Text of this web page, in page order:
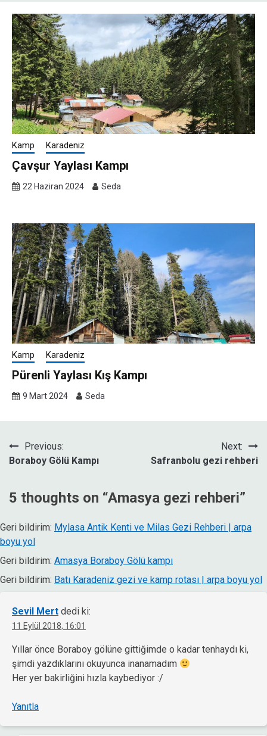
Kamp Karadeniz
Çavşur Yaylası Kampı
22 Haziran 2024 Seda
Kamp Karadeniz
Pürenli Yaylası Kış Kampı
9 Mart 2024 Seda
Yazı
gezinmesi
Previous:
Boraboy Gölü Kampı
Next:
Safranbolu gezi rehberi
5 thoughts on “Amasya gezi rehberi”
Geri bildirim: Mylasa Antik Kenti ve Milas Gezi Rehberi | arpa
boyu yol
Geri bildirim: Amasya Boraboy Gölü kampı
Geri bildirim: Batı Karadeniz gezi ve kamp rotası | arpa boyu yol
Sevil Mert dedi ki:
11 Eylül 2018, 16:01
Yıllar önce Boraboy gölüne gittiğimde o kadar tenhaydı ki,
şimdi yazdıklarını okuyunca inanamadım
Her yer bakirliğini hızla kaybediyor :/
Yanıtla